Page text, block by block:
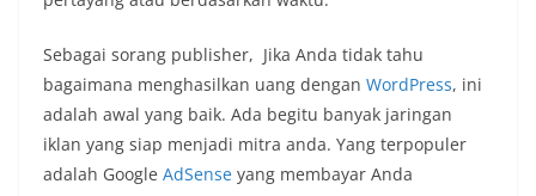
Sebagai sorang publisher, Jika Anda tidak tahu
bagaimana menghasilkan uang dengan WordPress, ini
adalah awal yang baik. Ada begitu banyak jaringan
iklan yang siap menjadi mitra anda. Yang terpopuler
adalah Google AdSense yang membayar Anda